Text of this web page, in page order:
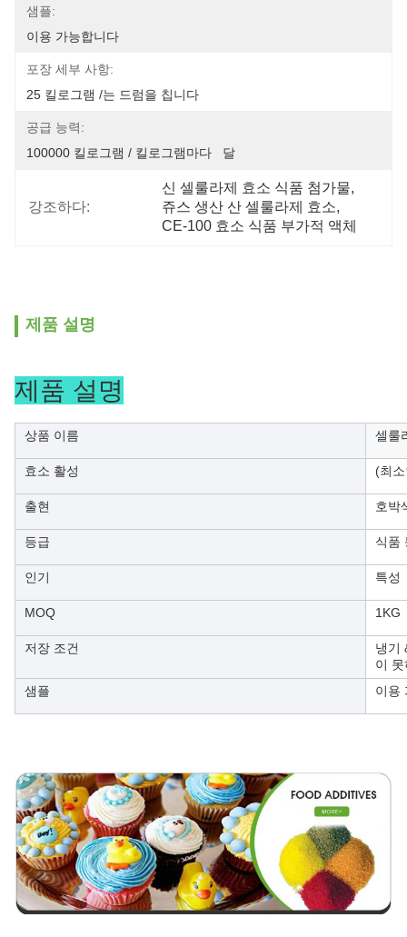
샘플:
이용 가능합니다
포장 세부 사항:
25 킬로그램 /는 드럼을 칩니다
공급 능력:
100000 킬로그램 / 킬로그램마다   달
강조하다:
신 셀룰라제 효소 식품 첨가물,
쥬스 생산 산 셀룰라제 효소,
CE-100 효소 식품 부가적 액체
제품 설명
제품 설명
상품 이름 셀룰
효소 활성 (최
출현 호박
등급 식품
인기 특성
MOQ 1KG
저장 조건
냉기
이
샘플
이용